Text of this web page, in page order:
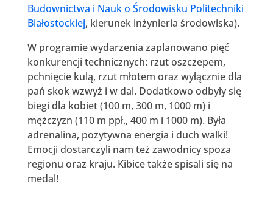
Budownictwa i Nauk o Środowisku Politechniki
Białostockiej, kierunek inżynieria środowiska).
W programie wydarzenia zaplanowano pięć
konkurencji technicznych: rzut oszczepem,
pchnięcie kulą, rzut młotem oraz wyłącznie dla
pań skok wzwyż i w dal. Dodatkowo odbyły się
biegi dla kobiet (100 m, 300 m, 1000 m) i
mężczyzn (110 m ppł., 400 m i 1000 m). Była
adrenalina, pozytywna energia i duch walki!
Emocji dostarczyli nam też zawodnicy spoza
regionu oraz kraju. Kibice także spisali się na
medal!